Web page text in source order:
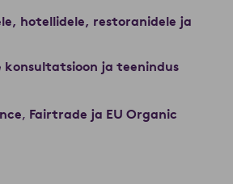
hotellidele, restoranidele ja
konsultatsioon ja teenindus
, Fairtrade ja EU Organic